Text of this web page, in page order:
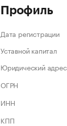
Профиль
Дата регистрации
Уставной капитал
Юридический адрес
ОГРН
ИНН
КПП